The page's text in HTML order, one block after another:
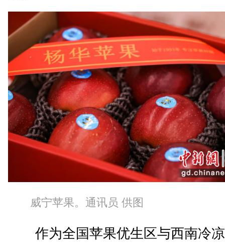
威宁苹果。通讯员 供图
作为全国苹果优生区与西南冷